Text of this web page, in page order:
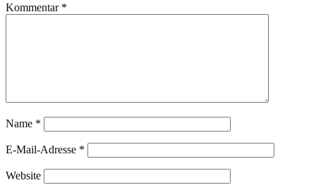
Kommentar *
Name *
E-Mail-Adresse *
Website